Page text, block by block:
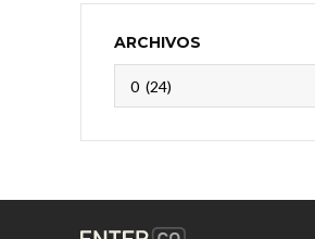
ARCHIVOS